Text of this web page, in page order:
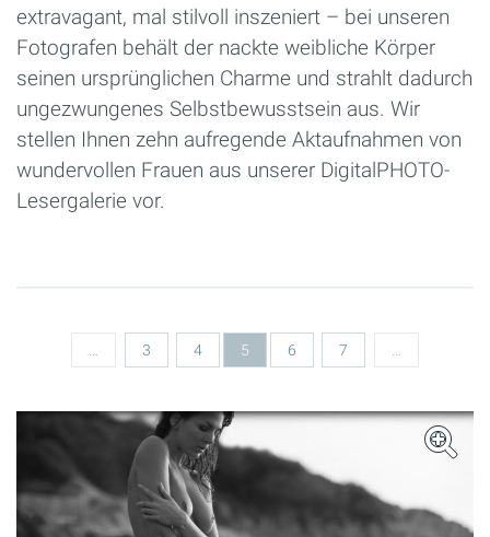
extravagant, mal stilvoll inszeniert – bei unseren
Fotografen behält der nackte weibliche Körper
seinen ursprünglichen Charme und strahlt dadurch
ungezwungenes Selbstbewusstsein aus. Wir
stellen Ihnen zehn aufregende Aktaufnahmen von
wundervollen Frauen aus unserer DigitalPHOTO-
Lesergalerie vor.
3 4 5 6 7